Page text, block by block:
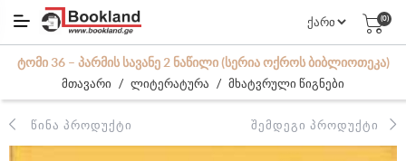
(0)
ᲢᲝᲛᲘ 36 – ᲞᲐᲠᲛᲘᲡ ᲡᲐᲕᲐᲜᲔ 2 ᲜᲐᲬᲘᲚᲘ (ᲡᲔᲠᲘᲐ ᲝᲥᲠᲝᲡ ᲑᲘᲑᲚᲘᲝᲗᲔᲙᲐ)
მთავარი / ლიტერატურა / მხატვრული წიგნები
ᲬᲘᲜᲐ ᲞᲠᲝᲓᲣᲥᲢᲘ ᲨᲔᲛᲓᲔᲒᲘ ᲞᲠᲝᲓᲣᲥᲢᲘ